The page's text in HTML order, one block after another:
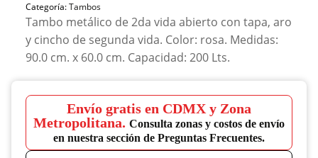
Categoría:Tambos
Tambo metálico de 2da vida abierto con tapa, aro
y cincho de segunda vida. Color: rosa. Medidas:
90.0 cm. x 60.0 cm. Capacidad: 200 Lts.
Envío gratis en CDMX y Zona
Metropolitana. Consulta zonas y costos de envío
en nuestra sección de Preguntas Frecuentes.